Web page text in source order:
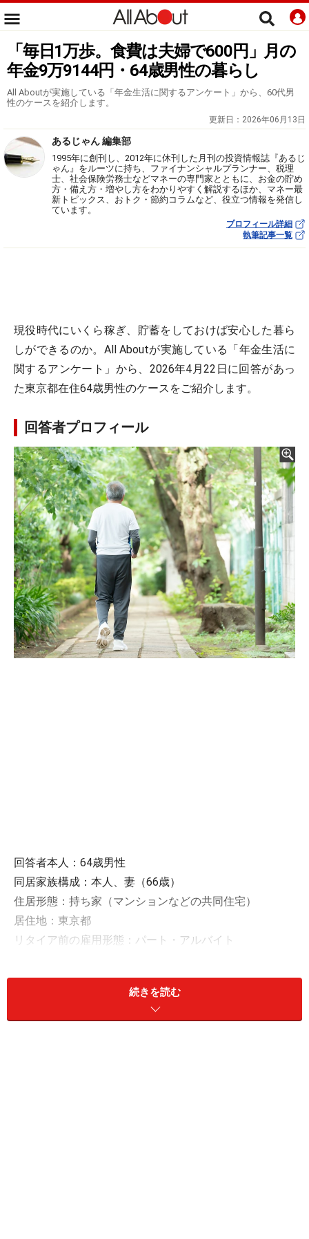
「毎日1万歩。食費は夫婦で600円」月の
年金9万9144円・64歳男性の暮らし
All Aboutが実施している「年金生活に関するアンケート」から、60代男
性のケースを紹介します。
更新日： 2026年06月13日
あるじゃん 編集部
1995年に創刊し、2012年に休刊した月刊の投資情報誌『あるじ
ゃん』をルーツに持ち、ファイナンシャルプランナー、税理
士、社会保険労務士などマネーの専門家とともに、お金の貯め
方・備え方・増やし方をわかりやすく解説するほか、マネー最
新トピックス、おトク・節約コラムなど、役立つ情報を発信し
ています。
プロフィール詳細
執筆記事一覧
現役時代にいくら稼ぎ、貯蓄をしておけば安心した暮ら
しができるのか。All Aboutが実施している「年金生活に
関するアンケート」から、2026年4月22日に回答があっ
た東京都在住64歳男性のケースをご紹介します。
回答者プロフィール
回答者本人：64歳男性
同居家族構成：本人、妻（66歳）
住居形態：持ち家（マンションなどの共同住宅）
居住地：東京都
リタイア前の雇用形態：パート・アルバイト
現在の預貯金：350万円、リスク資産：200万円
これまでの年金加入期間：国民年金364カ月、厚生年金
402カ月
続きを読む